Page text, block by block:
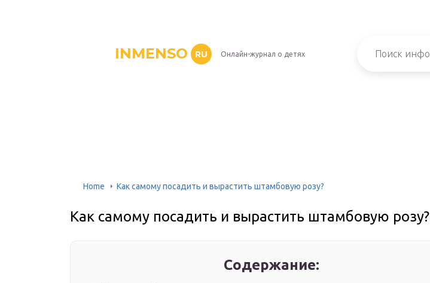
INMENSO RU Онлайн-журнал о детях
Home Как самому посадить и вырастить штамбовую розу?
Как самому посадить и вырастить штамбовую розу?
Содержание: